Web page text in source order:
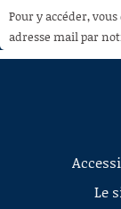
RECHERCHE
AIDE À LA
DE VIDÉOS
Pour y accéder,
adresse mail par
Le